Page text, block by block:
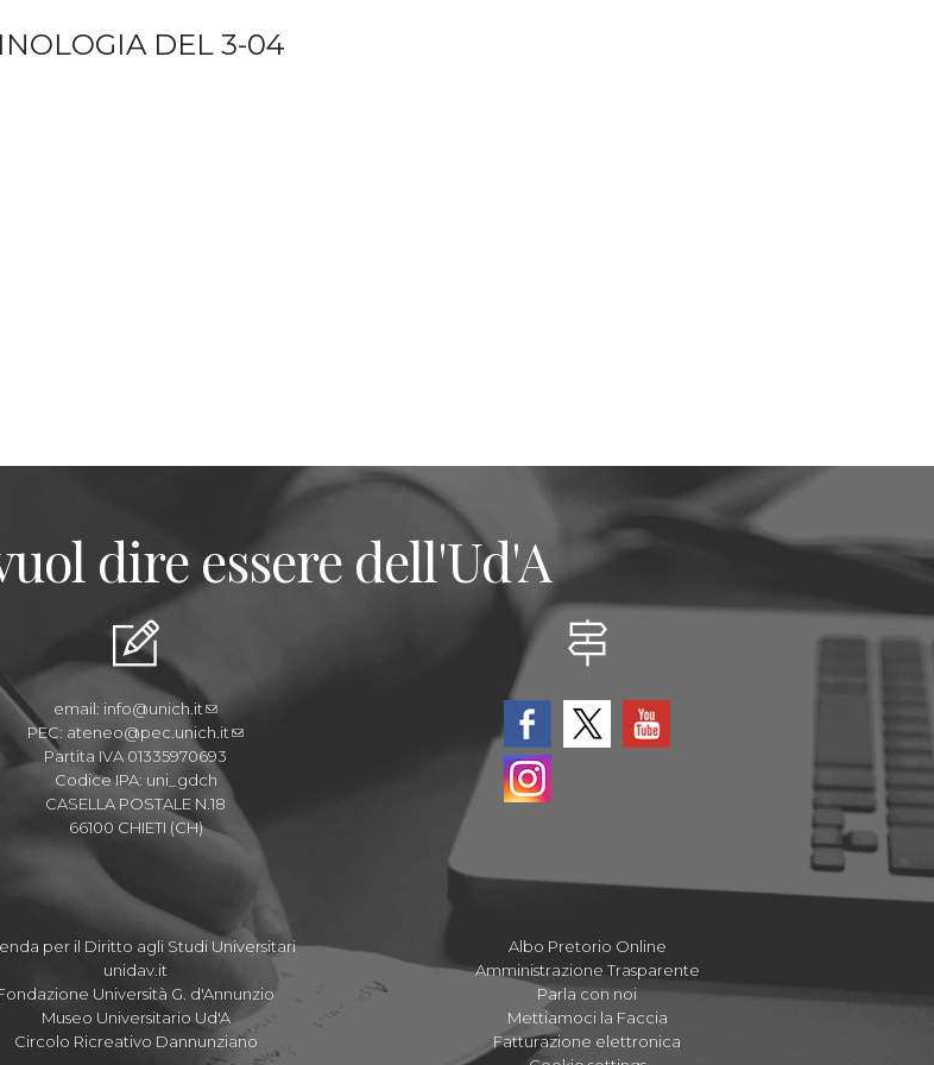
DEL 3-04
dire essere dell'Ud'A
email: info@unich.it
PEC: ateneo@pec.unich.it
Partita IVA 01335970693
Codice IPA: uni_gdch
CASELLA POSTALE N.18
66100 CHIETI (CH)
per il Diritto agli Studi Universitari
unidav.it
Università G. d'Annunzio
Museo Universitario Ud'A
Circolo Ricreativo Dannunziano
Albo Pretorio Online
Amministrazione Trasparente
Parla con noi
Mettiamoci la Faccia
Fatturazione elettronica